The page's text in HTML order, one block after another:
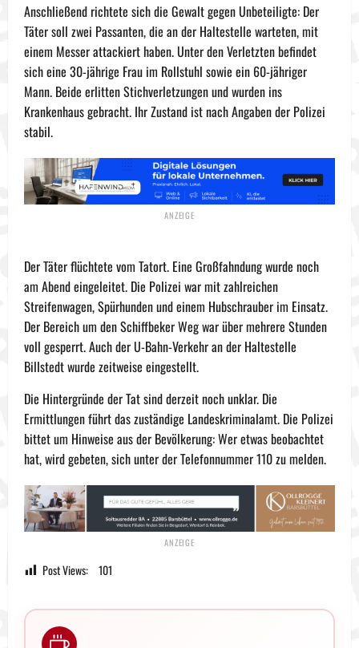
Anschließend richtete sich die Gewalt gegen Unbeteiligte: Der
Täter soll zwei Passanten, die an der Haltestelle warteten, mit
einem Messer attackiert haben. Unter den Verletzten befindet
sich eine 30-jährige Frau im Rollstuhl sowie ein 60-jähriger
Mann. Beide erlitten Stichverletzungen und wurden ins
Krankenhaus gebracht. Ihr Zustand ist nach Angaben der Polizei
stabil.
Der Täter flüchtete vom Tatort. Eine Großfahndung wurde noch
am Abend eingeleitet. Die Polizei war mit zahlreichen
Streifenwagen, Spürhunden und einem Hubschrauber im Einsatz.
Der Bereich um den Schiffbeker Weg war über mehrere Stunden
voll gesperrt. Auch der U-Bahn-Verkehr an der Haltestelle
Billstedt wurde zeitweise eingestellt.
Die Hintergründe der Tat sind derzeit noch unklar. Die
Ermittlungen führt das zuständige Landeskriminalamt. Die Polizei
bittet um Hinweise aus der Bevölkerung: Wer etwas beobachtet
hat, wird gebeten, sich unter der Telefonnummer 110 zu melden.
Post Views: 101